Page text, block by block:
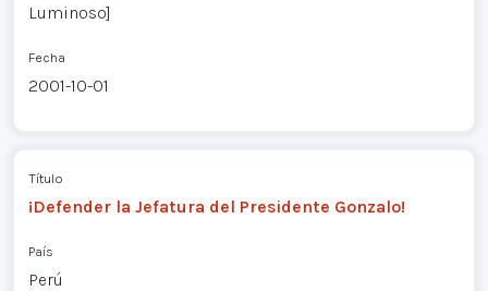
Luminoso]
Fecha
2001-10-01
Título
¡Defender la Jefatura del Presidente Gonzalo!
País
Perú